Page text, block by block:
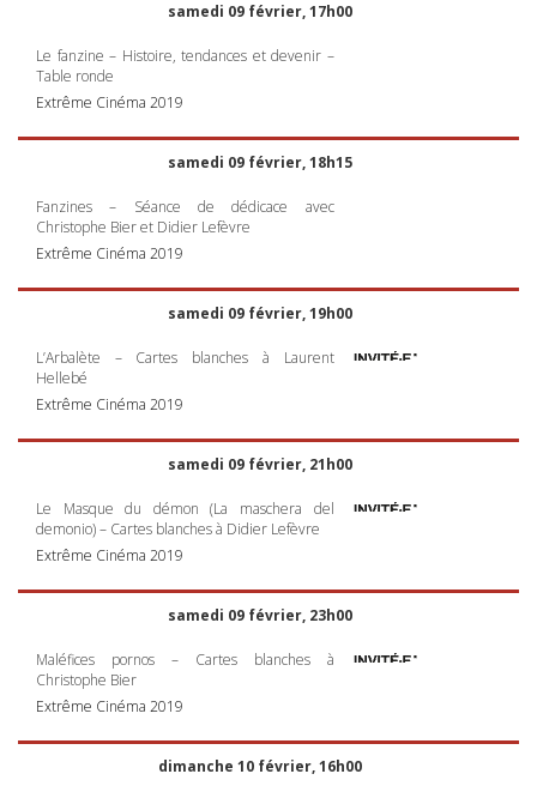
samedi 09 février, 17h00
Le fanzine – Histoire, tendances et devenir –
Table ronde
Extrême Cinéma 2019
samedi 09 février, 18h15
Fanzines – Séance de dédicace avec
Christophe Bier et Didier Lefèvre
Extrême Cinéma 2019
samedi 09 février, 19h00
L’Arbalète – Cartes blanches à Laurent
Hellebé
Extrême Cinéma 2019
samedi 09 février, 21h00
Le Masque du démon (La maschera del
demonio) – Cartes blanches à Didier Lefèvre
Extrême Cinéma 2019
samedi 09 février, 23h00
Maléfices pornos – Cartes blanches à
Christophe Bier
Extrême Cinéma 2019
dimanche 10 février, 16h00